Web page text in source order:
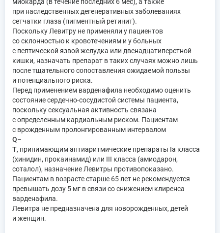
при наследственных дегенеративных заболеваниях
сетчатки глаза (пигментный ретинит).
Поскольку Левитру не применяли у пациентов
со склонностью к кровотечениям и у больных
с пептической язвой желудка или двенадцатиперстной
кишки, назначать препарат в таких случаях можно лишь
после тщательного сопоставления ожидаемой пользы
и потенциального риска.
Перед применением варденафила необходимо оценить
состояние сердечно-сосудистой системы пациента,
поскольку сексуальная активность связана
с определенным кардиальным риском. Пациентам
с врожденным пролонгированным интервалом
Q–
T, принимающим антиаритмические препараты Ia класса
(хинидин, прокаинамид) или III класса (амиодарон,
соталол), назначение Левитры противопоказано.
Пациентам в возрасте старше 65 лет не рекомендуется
превышать дозу 5 мг в связи со снижением клиренса
варденафила.
Левитра не предназначена для новорожденных, детей
и женщин.